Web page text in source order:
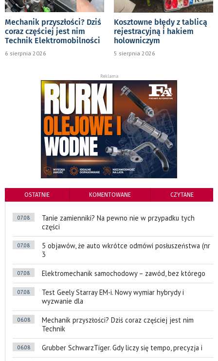
Mechanik przyszłości? Dziś
coraz częściej jest nim
Technik Elektromobilności
6 sierpnia 2026
Kosztowne błędy z tablicą
rejestracyjną i hakiem
holowniczym
5 sierpnia 2026
Reklama
OSTATNIE KOMENTOWANE CZYTANE
07.08
Tanie zamienniki? Na pewno nie w przypadku tych
części
07.08
5 objawów, że auto wkrótce odmówi posłuszeństwa (nr
3
07.08 Elektromechanik samochodowy – zawód, bez którego
07.08
Test Geely Starray EM-i. Nowy wymiar hybrydy i
wyzwanie dla
06.08
Mechanik przyszłości? Dziś coraz częściej jest nim
Technik
06.08 Grubber SchwarzTiger. Gdy liczy się tempo, precyzja i